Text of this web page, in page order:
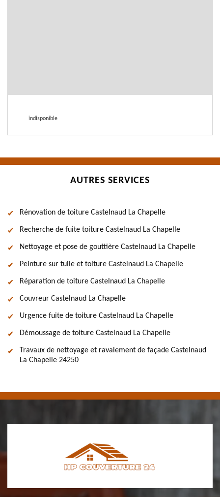
indisponible
AUTRES SERVICES
Rénovation de toiture Castelnaud La Chapelle
Recherche de fuite toiture Castelnaud La Chapelle
Nettoyage et pose de gouttière Castelnaud La Chapelle
Peinture sur tuile et toiture Castelnaud La Chapelle
Réparation de toiture Castelnaud La Chapelle
Couvreur Castelnaud La Chapelle
Urgence fuite de toiture Castelnaud La Chapelle
Démoussage de toiture Castelnaud La Chapelle
Travaux de nettoyage et ravalement de façade Castelnaud
La Chapelle 24250